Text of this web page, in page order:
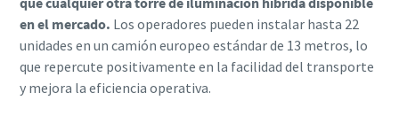
en el mercado. Los operadores pueden instalar hasta 22
unidades en un camión europeo estándar de 13 metros, lo
que repercute positivamente en la facilidad del transporte
y mejora la eficiencia operativa.